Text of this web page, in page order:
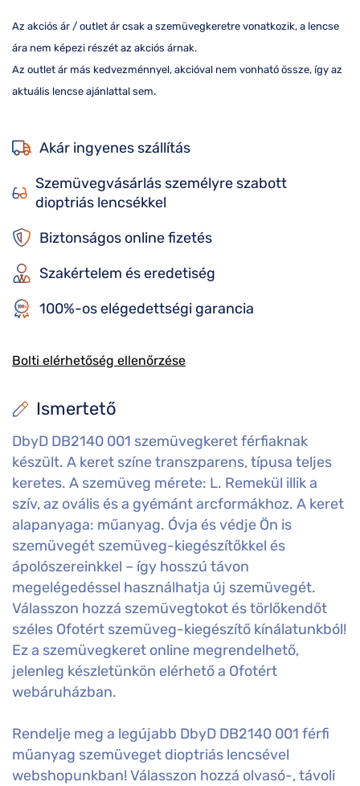
Ismertető
DbyD DB2140 001 szemüvegkeret férfiaknak
készült. A keret színe transzparens, típusa teljes
keretes. A szemüveg mérete: L. Remekül illik a
szív, az ovális és a gyémánt arcformákhoz. A keret
alapanyaga: műanyag. Óvja és védje Ön is
szemüvegét szemüveg-kiegészítőkkel és
ápolószereinkkel – így hosszú távon
megelégedéssel használhatja új szemüvegét.
Válasszon hozzá szemüvegtokot és törlőkendőt
széles Ofotért szemüveg-kiegészítő kínálatunkból!
Ez a szemüvegkeret online megrendelhető,
jelenleg készletünkön elérhető a Ofotért
webáruházban.
Rendelje meg a legújabb DbyD DB2140 001 férfi
műanyag szemüveget dioptriás lencsével
webshopunkban! Válasszon hozzá olvasó-, távoli
Az akciós ár / outlet ár csak a szemüvegkeretre vonatkozik, a lencse
ára nem képezi részét az akciós árnak.
Az outlet ár más kedvezménnyel, akcióval nem vonható össze, így az
aktuális lencse ajánlattal sem.
Akár ingyenes szállítás
Szemüvegvásárlás személyre szabott
dioptriás lencsékkel
Biztonságos online fizetés
Szakértelem és eredetiség
100%-os elégedettségi garancia
Bolti elérhetőség ellenőrzése